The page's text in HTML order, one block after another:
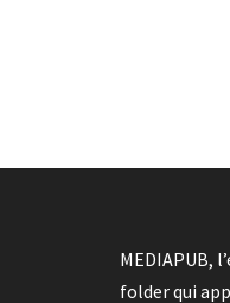
MEDIAPUB,
folder qui